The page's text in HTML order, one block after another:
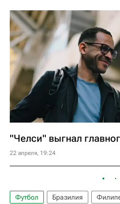
"Челси" выгнал
22 апреля, 19:24
Футбол Бразилия